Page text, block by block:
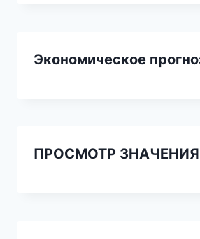
Экономическое
ПРОСМОТР ЗНАЧЕНИЯ